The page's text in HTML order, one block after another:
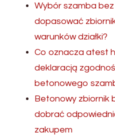
Wybór szamba bez
dopasować
warunków działki?
Co oznacza atest
deklaracją
betonowego
Betonowy zbiornik
dobrać
zakupem